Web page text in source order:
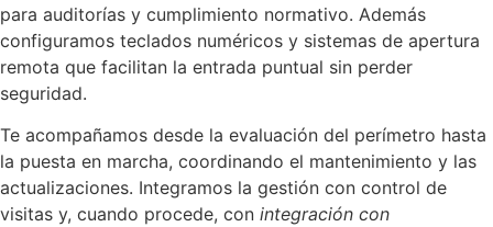
para auditorías y cumplimiento normativo. Además
configuramos teclados numéricos y sistemas de apertura
remota que facilitan la entrada puntual sin perder
seguridad.
Te acompañamos desde la evaluación del perímetro hasta
la puesta en marcha, coordinando el mantenimiento y las
actualizaciones. Integramos la gestión con control de
visitas y, cuando procede, con integración con